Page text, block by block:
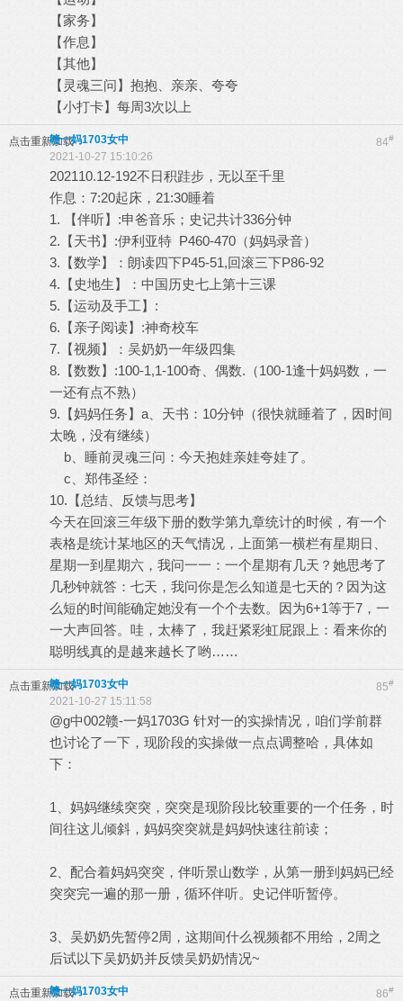
【家务】
【作息】
【其他】
【灵魂三问】抱抱、亲亲、夸夸
【小打卡】每周3次以上
点击重新加载 84#
赣一妈1703女中
2021-10-27 15:10:26
202110.12-192不日积跬步，无以至千里
作息：7:20起床，21:30睡着
1. 【伴听】:申爸音乐；史记共计336分钟
2.【天书】:伊利亚特 P460-470（妈妈录音）
3.【数学】：朗读四下P45-51,回滚三下P86-92
4.【史地生】：中国历史七上第十三课
5.【运动及手工】:
6.【亲子阅读】:神奇校车
7.【视频】：吴奶奶一年级四集
8.【数数】:100-1,1-100奇、偶数.（100-1逢十妈妈数，一
一还有点不熟）
9.【妈妈任务】a、天书：10分钟（很快就睡着了，因时间
太晚，没有继续）
b、睡前灵魂三问：今天抱娃亲娃夸娃了。
c、郑伟圣经：
10.【总结、反馈与思考】
今天在回滚三年级下册的数学第九章统计的时候，有一个
表格是统计某地区的天气情况，上面第一横栏有星期日、
星期一到星期六，我问一一：一个星期有几天？她思考了
几秒钟就答：七天，我问你是怎么知道是七天的？因为这
么短的时间能确定她没有一个个去数。因为6+1等于7，一
一大声回答。哇，太棒了，我赶紧彩虹屁跟上：看来你的
聪明线真的是越来越长了哟……
点击重新加载 85#
赣一妈1703女中
2021-10-27 15:11:58
@g中002赣-一妈1703G 针对一的实操情况，咱们学前群
也讨论了一下，现阶段的实操做一点点调整哈，具体如
下：
1、妈妈继续突突，突突是现阶段比较重要的一个任务，时
间往这儿倾斜，妈妈突突就是妈妈快速往前读；
2、配合着妈妈突突，伴听景山数学，从第一册到妈妈已经
突突完一遍的那一册，循环伴听。史记伴听暂停。
3、吴奶奶先暂停2周，这期间什么视频都不用给，2周之
后试以下吴奶奶并反馈吴奶奶情况~
点击重新加载 86#
赣一妈1703女中